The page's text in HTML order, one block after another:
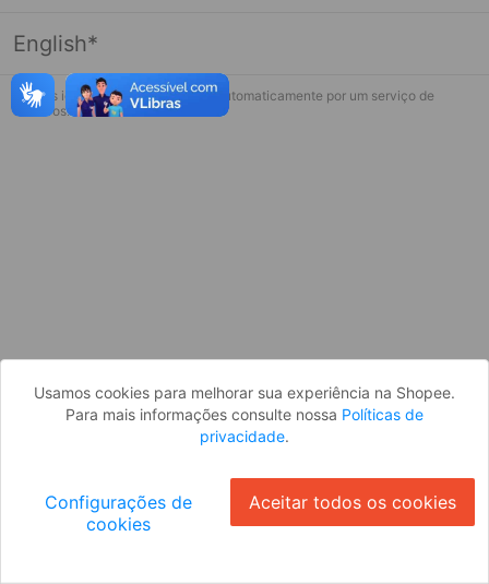
Página indisponível
Desculpe, algo deu errado. Faça login
English*
* Esses idiomas serão traduzidos automaticamente por um serviço de
terceiros.
Usamos cookies para melhorar sua experiência na Shopee.
Para mais informações consulte nossa Políticas de
privacidade.
Configurações de
cookies
Aceitar todos os cookies